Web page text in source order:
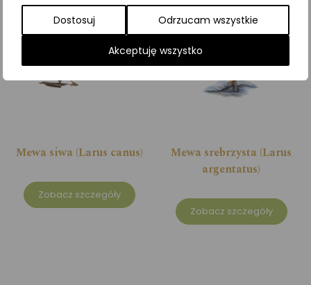
Dostosuj Odrzucam wszystkie
Akceptuję wszystko
Mewa siwa (Larus canus)
Zobacz szczegóły
Mewa srebrzysta (Larus
argentatus)
Zobacz szczegóły